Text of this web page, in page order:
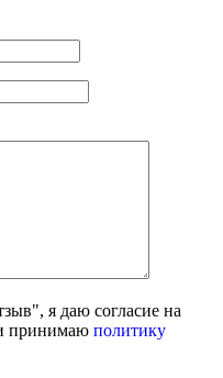
я даю согласие на
принимаю политику